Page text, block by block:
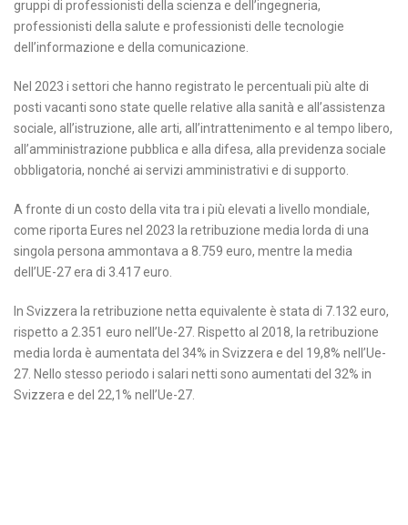
gruppi di professionisti della scienza e dell’ingegneria,
professionisti della salute e professionisti delle tecnologie
dell’informazione e della comunicazione
Nel 2023 i settori che hanno registrato le percentuali più alte di
posti vacanti sono state quelle relative alla sanità e all’assistenza
sociale, all’istruzione, alle arti, all’intrattenimento e al tempo libero,
all’amministrazione pubblica e alla difesa, alla previdenza sociale
obbligatoria, nonché ai servizi amministrativi e di supporto.
A fronte di un costo della vita tra i più elevati a livello mondiale,
come riporta Eures nel 2023 la retribuzione media lorda di una
singola persona ammontava a 8.759 euro, mentre la media
dell’UE-27 era di 3.417 euro.
In Svizzera la retribuzione netta equivalente è stata di 7.132 euro,
rispetto a 2.351 euro nell’Ue-27. Rispetto al 2018, la retribuzione
media lorda è aumentata del 34% in Svizzera e del 19,8% nell’Ue-
27. Nello stesso periodo i salari netti sono aumentati del 32% in
Svizzera e del 22,1% nell’Ue-27.